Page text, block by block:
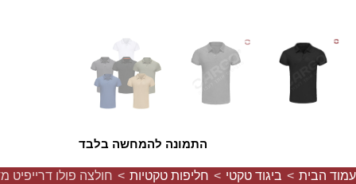
התמונה להמחשה בלבד
עמוד הבית > ביגוד טקטי > חליפות טקטיות > חולצה פולו דרייפיט